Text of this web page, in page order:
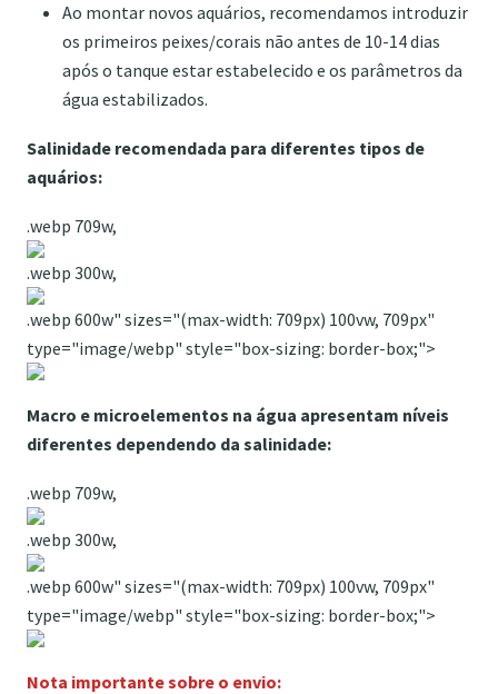
Ao montar novos aquários, recomendamos introduzir
os primeiros peixes/corais não antes de 10-14 dias
após o tanque estar estabelecido e os parâmetros da
água estabilizados.
Salinidade recomendada para diferentes tipos de
aquários:
.webp 709w,
.webp 300w,
.webp 600w" sizes="(max-width: 709px) 100vw, 709px"
type="image/webp" style="box-sizing: border-box;">
Macro e microelementos na água apresentam níveis
diferentes dependendo da salinidade:
.webp 709w,
.webp 300w,
.webp 600w" sizes="(max-width: 709px) 100vw, 709px"
type="image/webp" style="box-sizing: border-box;">
Nota importante sobre o envio: